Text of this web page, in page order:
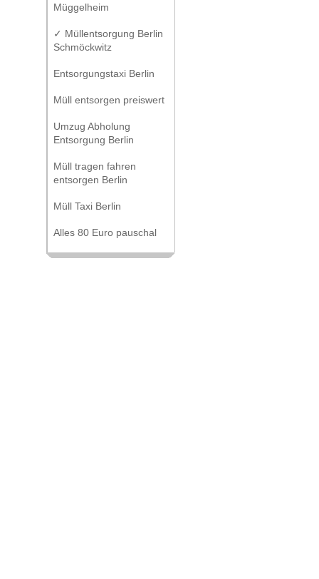
Müggelheim
✓ Müllentsorgung Berlin
Schmöckwitz
Entsorgungstaxi Berlin
Müll entsorgen preiswert
Umzug Abholung
Entsorgung Berlin
Müll tragen fahren
entsorgen Berlin
Müll Taxi Berlin
Alles 80 Euro pauschal